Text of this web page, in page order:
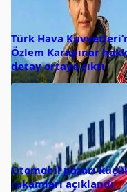
Türk Hava
Özlem Karapınar
detay ortaya çıktı
Otomobil pazarı
rakamları açıklandı